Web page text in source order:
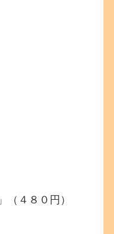
」（４８０円）